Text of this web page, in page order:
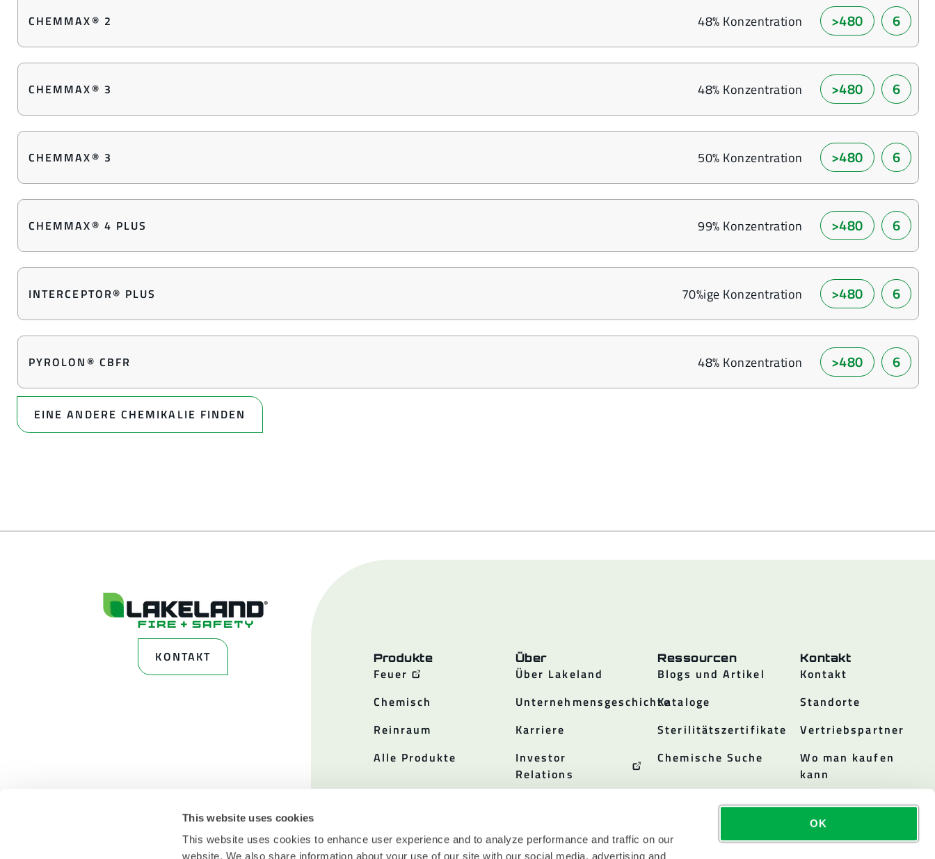
This website uses cookies
This website uses cookies to enhance user experience and to analyze performance and traffic on our
website. We also share information about your use of our site with our social media, advertising and
OK
CHEMMAX® 2 48% Konzentration >480 6
CHEMMAX® 3 48% Konzentration >480 6
CHEMMAX® 3 50% Konzentration >480 6
CHEMMAX® 4 PLUS 99% Konzentration >480 6
INTERCEPTOR® PLUS 70%ige Konzentration >480 6
PYROLON® CBFR 48% Konzentration >480 6
EINE ANDERE CHEMIKALIE FINDEN
KONTAKT Produkte
Feuer
Chemisch
Reinraum
Alle Produkte
Über
Über Lakeland
Unternehmensgeschichte
Karriere
Investor
Relations
Ressourcen
Blogs und Artikel
Kataloge
Sterilitätszertifikate
Chemische Suche
Kontakt
Kontakt
Standorte
Vertriebspartner
Wo man kaufen
kann